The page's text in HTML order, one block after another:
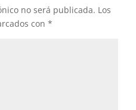
no será publicada. Los
con*